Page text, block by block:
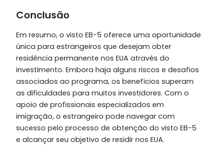
Conclusão
Em resumo, o visto EB-5 oferece uma oportunidade
única para estrangeiros que desejam obter
residência permanente nos EUA através do
investimento. Embora haja alguns riscos e desafios
associados ao programa, os benefícios superam
as dificuldades para muitos investidores. Com o
apoio de profissionais especializados em
imigração, o estrangeiro pode navegar com
sucesso pelo processo de obtenção do visto EB-5
e alcançar seu objetivo de residir nos EUA.